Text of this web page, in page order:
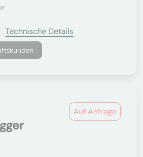
Technische Details
Auf Anfrage